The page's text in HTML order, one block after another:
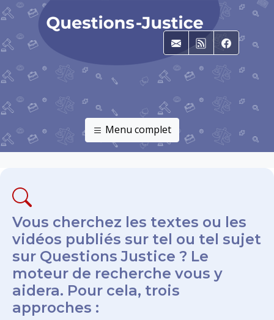
E-mailRSS
Menu complet
Vous cherchez les textes ou les
vidéos publiés sur tel ou tel sujet
sur Questions Justice ? Le
moteur de recherche vous y
aidera. Pour cela, trois
approches :